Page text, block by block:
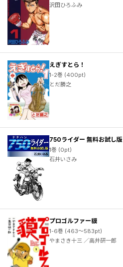
沢田ひろふみ
えぎすとら！
1-2巻 (400pt)
とだ勝之
750ライダー 無料お試し版
1巻 (0pt)
石井いさみ
プロゴルファー貘
1-6巻 (463～583pt)
やまさき十三 ／高井研一郎